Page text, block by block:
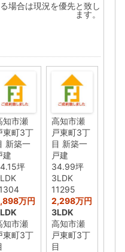
場合は現況を優先と致し
ます。
知市瀬
東町3丁
新築一
建
坪
万円
知市瀬
東町3丁
高知市瀬
戸東町3丁
目 新築一
戸建
34.99坪
3LDK
11295
2,298万円
3LDK
高知市瀬
戸東町3丁
目